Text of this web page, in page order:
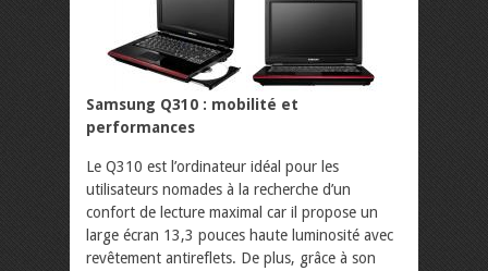
Samsung Q310 : mobilité et
performances
Le Q310 est l’ordinateur idéal pour les
utilisateurs nomades à la recherche d’un
confort de lecture maximal car il propose un
large écran 13,3 pouces haute luminosité avec
revêtement antireflets. De plus, grâce à son